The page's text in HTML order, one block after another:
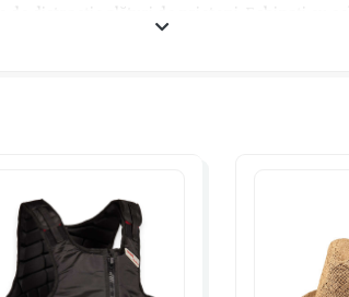
de distracție alături de prieteni. Echipați cu
pasiunea nobilă a călăriei și surprinde-ți